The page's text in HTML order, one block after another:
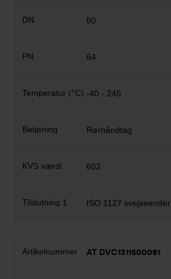
80
64
-40 - 245
Rørhåndtag
602
ISO 1127 svejseender
AT DVC1311500081